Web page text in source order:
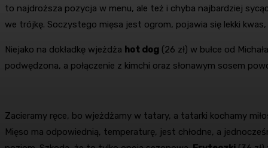
to najdroższa pozycja w menu, ale też i chyba najbardziej
we trójkę. Soczystego mięsa jest ogrom, pojawia się lekki kwas,
Niejako na dokładkę wjeżdża hot dog (26 zł) w bułce od
podwędzona, a połączenie z kimchi oraz słonawym sosem
Zacieramy ręce, bo wjeżdżamy w tatary, a tatarki kochamy
Mięso ma odpowiednią, temperaturę, jest chłodne, a